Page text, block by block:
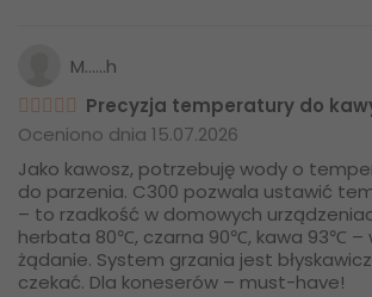
M......h
Precyzja temperatury do
Oceniono dnia 15.07.2026
Jako kawosz, potrzebuję wody o
do parzenia. C300 pozwala ustawić
– to rzadkość w domowych
herbata 80℃, czarna 90℃, kawa 93℃ –
żądanie. System grzania jest
czekać. Dla koneserów – must-have!